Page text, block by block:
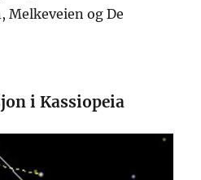
Melkeveien og De
i Kassiopeia